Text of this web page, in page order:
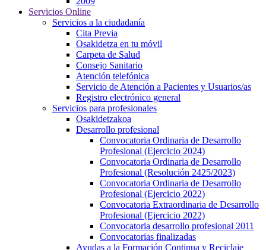
Servicios Online
Servicios a la ciudadanía
Cita Previa
Osakidetza en tu móvil
Carpeta de Salud
Consejo Sanitario
Atención telefónica
Servicio de Atención a Pacientes y Usuarios/as
Registro electrónico general
Servicios para profesionales
Osakidetzakoa
Desarrollo profesional
Convocatoria Ordinaria de Desarrollo
Profesional (Ejercicio 2024)
Convocatoria Ordinaria de Desarrollo
Profesional (Resolución 2425/2023)
Convocatoria Ordinaria de Desarrollo
Profesional (Ejercicio 2022)
Convocatoria Extraordinaria de Desarrollo
Profesional (Ejercicio 2022)
Convocatoria desarrollo profesional 2011
Convocatorias finalizadas
Ayudas a la Formación Continua y Reciclaje